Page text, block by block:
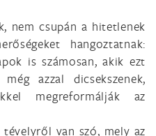
nem csupán a hitetlenek
hangoztatnak:
is számosan, akik ezt
azzal dicsekszenek,
megreformálják az
van szó, mely az